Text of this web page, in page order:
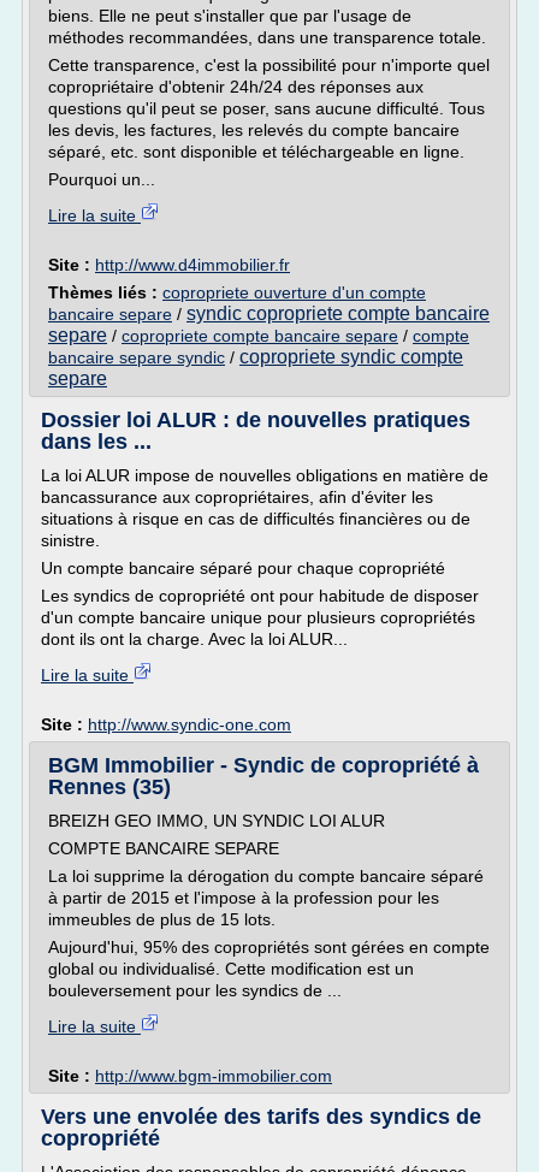
biens. Elle ne peut s'installer que par l'usage de
méthodes recommandées, dans une transparence totale.
Cette transparence, c'est la possibilité pour n'importe quel
copropriétaire d'obtenir 24h/24 des réponses aux
questions qu'il peut se poser, sans aucune difficulté. Tous
les devis, les factures, les relevés du compte bancaire
séparé, etc. sont disponible et téléchargeable en ligne.
Pourquoi un...
Lire la suite
Site : http://www.d4immobilier.fr
Thèmes liés : copropriete ouverture d'un compte
bancaire separe / syndic copropriete compte bancaire
separe / copropriete compte bancaire separe / compte
bancaire separe syndic / copropriete syndic compte
separe
Dossier loi ALUR : de nouvelles pratiques
dans les ...
La loi ALUR impose de nouvelles obligations en matière de
bancassurance aux copropriétaires, afin d'éviter les
situations à risque en cas de difficultés financières ou de
sinistre.
Un compte bancaire séparé pour chaque copropriété
Les syndics de copropriété ont pour habitude de disposer
d'un compte bancaire unique pour plusieurs copropriétés
dont ils ont la charge. Avec la loi ALUR...
Lire la suite
Site : http://www.syndic-one.com
BGM Immobilier - Syndic de copropriété à
Rennes (35)
BREIZH GEO IMMO, UN SYNDIC LOI ALUR
COMPTE BANCAIRE SEPARE
La loi supprime la dérogation du compte bancaire séparé
à partir de 2015 et l'impose à la profession pour les
immeubles de plus de 15 lots.
Aujourd'hui, 95% des copropriétés sont gérées en compte
global ou individualisé. Cette modification est un
bouleversement pour les syndics de ...
Lire la suite
Site : http://www.bgm-immobilier.com
Vers une envolée des tarifs des syndics de
copropriété